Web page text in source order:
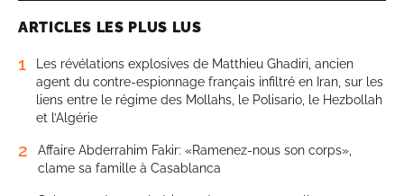
ARTICLES LES PLUS LUS
1
Les révélations explosives de Matthieu Ghadiri, ancien
agent du contre-espionnage français infiltré en Iran, sur les
liens entre le régime des Mollahs, le Polisario, le Hezbollah
et l’Algérie
2
Affaire Abderrahim Fakir: «Ramenez-nous son corps»,
clame sa famille à Casablanca